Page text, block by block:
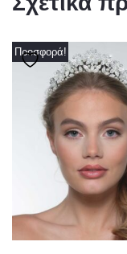
Προσφορά!